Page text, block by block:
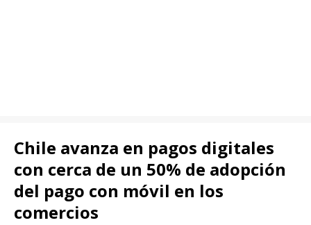
Chile avanza en pagos digitales
con cerca de un 50% de adopción
del pago con móvil en los
comercios